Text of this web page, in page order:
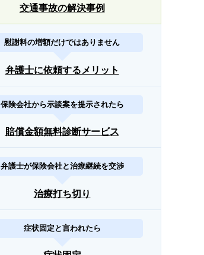
交通事故の解決事例
慰謝料の増額だけではありません
弁護士に依頼するメリット
保険会社から示談案を提示されたら
賠償金額無料診断サービス
弁護士が保険会社と治療継続を交渉
治療打ち切り
症状固定と言われたら